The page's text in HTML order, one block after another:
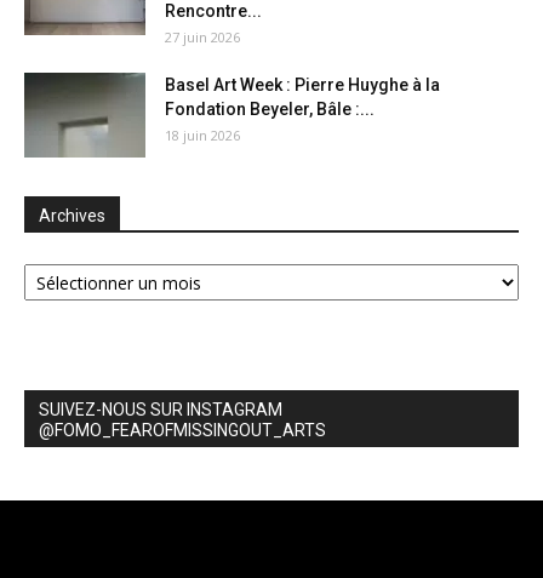
Rencontre...
27 juin 2026
Basel Art Week : Pierre Huyghe à la
Fondation Beyeler, Bâle :...
18 juin 2026
Archives
Archives
SUIVEZ-NOUS SUR INSTAGRAM
@FOMO_FEAROFMISSINGOUT_ARTS